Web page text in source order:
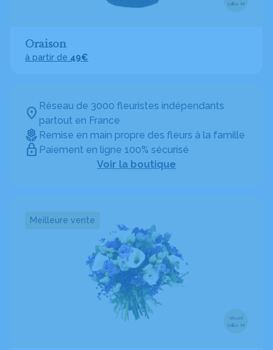
Réseau de 3000 fleuristes indépendants
partout en France
Remise en main propre des fleurs à la famille
Paiement en ligne 100% sécurisé
Voir la boutique
taille M
Oraison
à partir de 49€
Meilleure vente
Visuel
taille M